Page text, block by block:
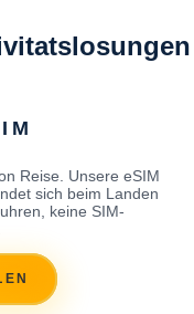
Reise. Unsere eSIM
sich beim Landen
keine SIM-